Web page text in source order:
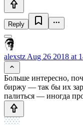
Reply
alexstz Aug 26 2018 at
Больше интересно,
биржу — так бы их
палиться — иногда